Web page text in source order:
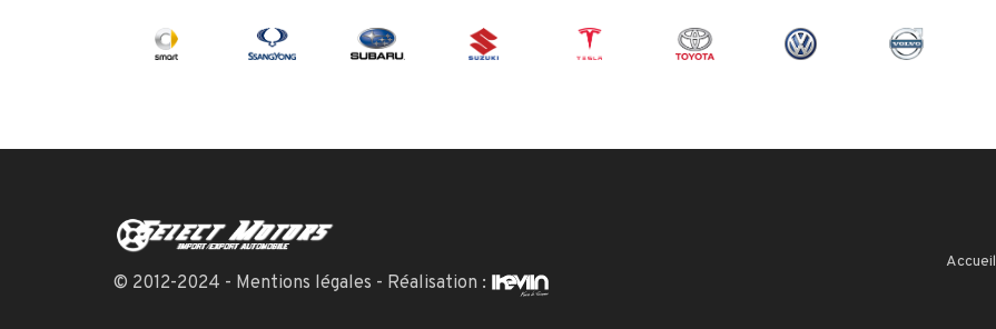
© 2012-2024 - Mentions légales - Réalisation :
Accueil